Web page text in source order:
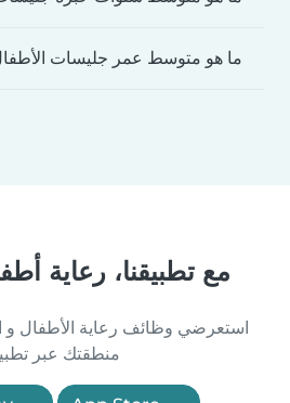
ما هو متوسط عمر جليسات
مع تطبيقنا، رعاية
استعرضي وظائف رعاية الأطفال و
منطقتك عبر